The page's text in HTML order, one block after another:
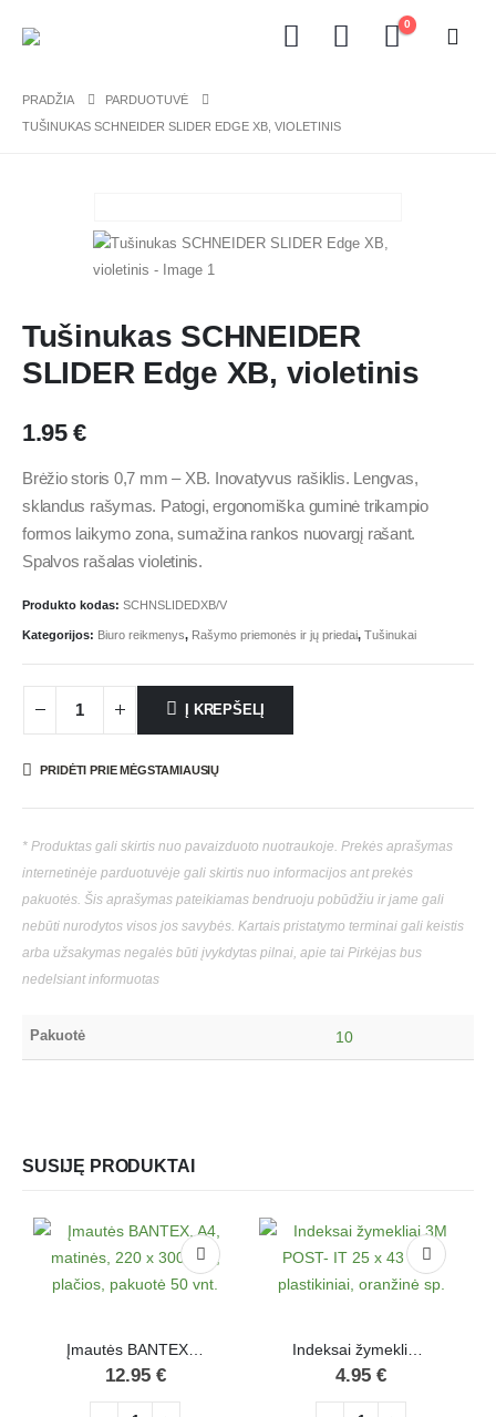
0
PRADŽIA
PARDUOTUVĖ
TUŠINUKAS SCHNEIDER SLIDER EDGE XB, VIOLETINIS
Tušinukas SCHNEIDER
SLIDER Edge XB, violetinis
1.95 €
Brėžio storis 0,7 mm – XB. Inovatyvus rašiklis. Lengvas,
sklandus rašymas. Patogi, ergonomiška guminė trikampio
formos laikymo zona, sumažina rankos nuovargį rašant.
Spalvos rašalas violetinis.
Produkto kodas: SCHNSLIDEDXB/V
Kategorijos: Biuro reikmenys, Rašymo priemonės ir jų priedai, Tušinukai
Į KREPŠELĮ
PRIDĖTI PRIE MĖGSTAMIAUSIŲ
* Produktas gali skirtis nuo pavaizduoto nuotraukoje. Prekės aprašymas
internetinėje parduotuvėje gali skirtis nuo informacijos ant prekės
pakuotės. Šis aprašymas pateikiamas bendruoju pobūdžiu ir jame gali
nebūti nurodytos visos jos savybės. Kartais pristatymo terminai gali keistis
arba užsakymas negalės būti įvykdytas pilnai, apie tai Pirkėjas bus
nedelsiant informuotas
Pakuotė 10
SUSIJĘ PRODUKTAI
12.95 € 4.95 €